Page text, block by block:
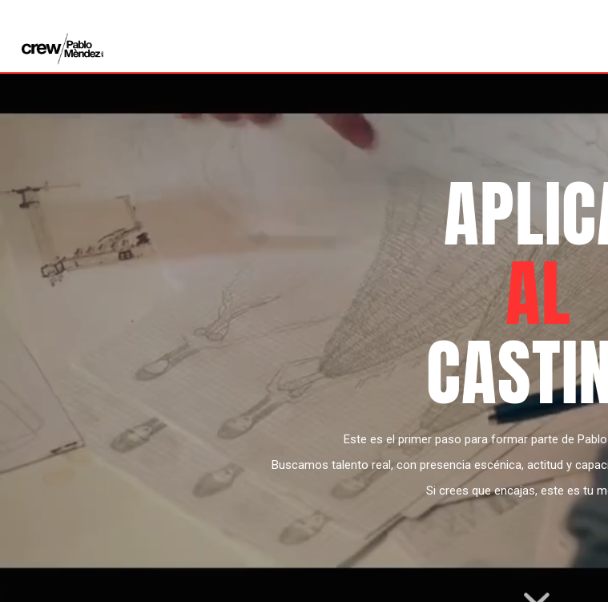
AL
Este es el primer paso para formar parte de
Buscamos talento real, con presencia escénica, actitud y
Si crees que encajas, este es tu